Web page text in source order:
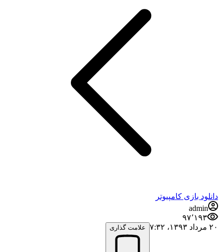
دانلود بازی کامپیوتر
admin
۹۷٬۱۹۳
۲۰ مرداد ۱۳۹۳،‏ ۷:۳۲
علامت گذاری